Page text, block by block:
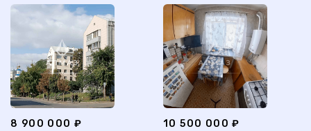
8 900 000 ₽ 10 500 000 ₽